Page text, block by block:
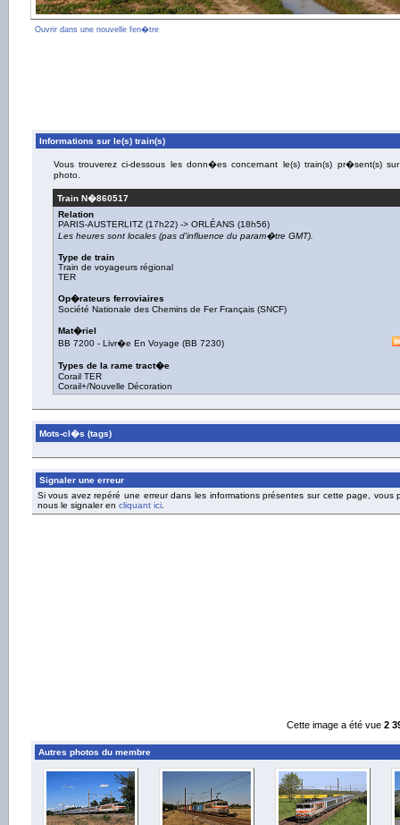
Ouvrir dans une nouvelle fen�tre
Informations sur le(s) train(s)
Vous trouverez ci-dessous les donn�es concernant le(s) train(s) pr�sent(s)
photo.
Train N�860517
Relation
PARIS-AUSTERLITZ (17h22) -> ORLÉANS (18h56)
Les heures sont locales (pas d'influence du param�tre GMT).
Type de train
Train de voyageurs régional
TER
Op�rateurs ferroviaires
Société Nationale des Chemins de Fer Français (SNCF)
Mat�riel
BB 7200 - Livr�e En Voyage (BB 7230)
Types de la rame tract�e
Corail TER
Corail+/Nouvelle Décoration
Mots-cl�s (tags)
Signaler une erreur
Si vous avez repéré une erreur dans les informations présentes sur cette page, vous
nous le signaler en cliquant ici.
Cette image a été vue 2
Autres photos du membre